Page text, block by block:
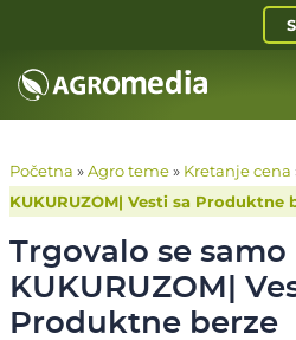
Početna »Agro teme» Kretanje cena
KUKURUZOM| Vesti sa Produktne
Trgovalo se samo
KUKURUZOM|
Produktne berze